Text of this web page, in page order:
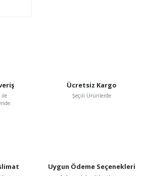
ile
Ücretsiz Kargo
Şeçili Ürünlerde
Uygun Ödeme Seçenekleri